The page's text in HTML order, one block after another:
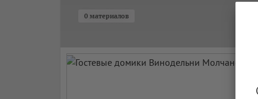
0 материалов